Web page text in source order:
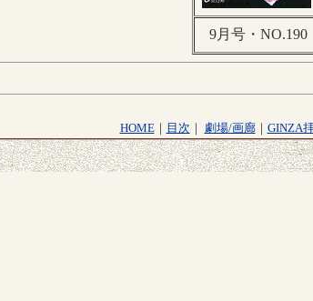
9月号・NO.190
HOME｜ 目次 ｜ 劇場/画廊｜ GINZA